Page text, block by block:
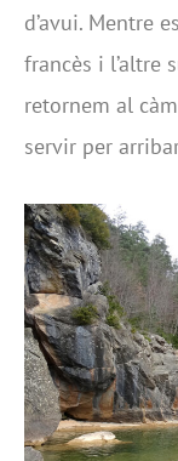
d’avui. Mentre
francès i l’altre
retornem al
servir per